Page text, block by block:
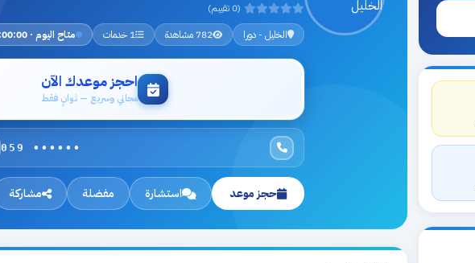
(0 تقييم)
الخليل - دورا
782 مشاهدة 1 خدمات متاح اليوم · 09:00:00 – 17:00:00
احجز موعدك الآن
مجاني وسريع — ثوانٍ فقط
059 ••••••
حجز موعد استشارة مفضلة مشاركة